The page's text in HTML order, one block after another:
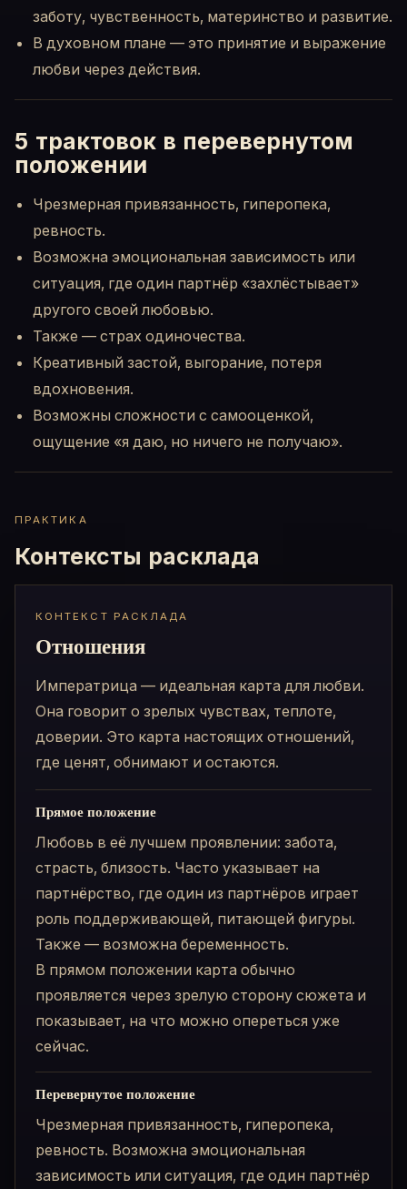
заботу, чувственность, материнство и развитие.
В духовном плане — это принятие и выражение
любви через действия.
5 трактовок в перевернутом
положении
Чрезмерная привязанность, гиперопека,
ревность.
Возможна эмоциональная зависимость или
ситуация, где один партнёр «захлёстывает»
другого своей любовью.
Также — страх одиночества.
Креативный застой, выгорание, потеря
вдохновения.
Возможны сложности с самооценкой,
ощущение «я даю, но ничего не получаю».
ПРАКТИКА
Контексты расклада
КОНТЕКСТ РАСКЛАДА
Отношения
Императрица — идеальная карта для любви.
Она говорит о зрелых чувствах, теплоте,
доверии. Это карта настоящих отношений,
где ценят, обнимают и остаются.
Прямое положение
Любовь в её лучшем проявлении: забота,
страсть, близость. Часто указывает на
партнёрство, где один из партнёров играет
роль поддерживающей, питающей фигуры.
Также — возможна беременность.
В прямом положении карта обычно
проявляется через зрелую сторону сюжета и
показывает, на что можно опереться уже
сейчас.
Перевернутое положение
Чрезмерная привязанность, гиперопека,
ревность. Возможна эмоциональная
зависимость или ситуация, где один партнёр